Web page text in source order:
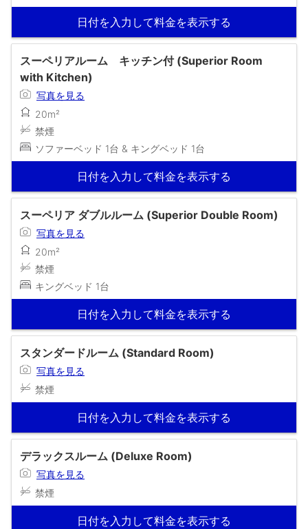
日付を入力して料金を表示する
スーペリアルーム キッチン付 (Superior Room
with Kitchen)
写真を見る
20m²
禁煙
ソファーベッド 1台 & キングベッド 1台
日付を入力して料金を表示する
スーペリア ダブルルーム (Superior Double Room)
写真を見る
20m²
禁煙
キングベッド 1台
日付を入力して料金を表示する
スタンダードルーム (Standard Room)
写真を見る
禁煙
日付を入力して料金を表示する
デラックスルーム (Deluxe Room)
写真を見る
禁煙
日付を入力して料金を表示する